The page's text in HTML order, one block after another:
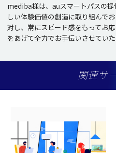
mediba様は、auスマートパスの
しい体験価値の創造に取り組んで
対し、常にスピード感をもってお
をあげて全力でお手伝いさせてい
関連サ